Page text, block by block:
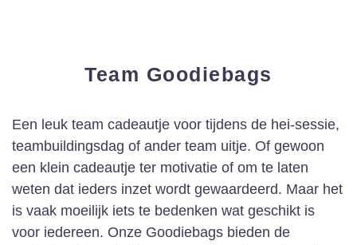
Team Goodiebags
Een leuk team cadeautje voor tijdens de hei-sessie,
teambuildingsdag of ander team uitje. Of gewoon
een klein cadeautje ter motivatie of om te laten
weten dat ieders inzet wordt gewaardeerd. Maar het
is vaak moeilijk iets te bedenken wat geschikt is
voor iedereen. Onze Goodiebags bieden de